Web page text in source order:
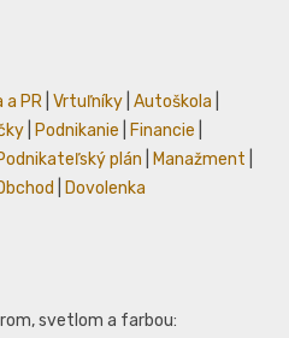
a PR Vrtuľníky Autoškola
Podnikanie Financie
plán Manažment
Dovolenka
svetlom a farbou: